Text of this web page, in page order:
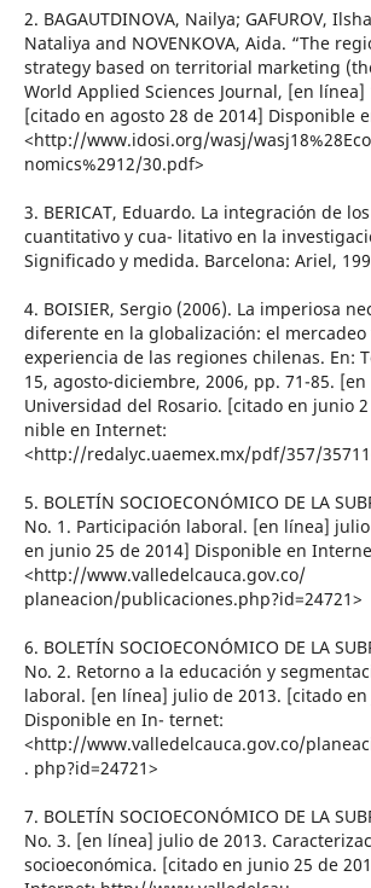
2. BAGAUTDINOVA, Nailya; GAFUROV,
Nataliya and NOVENKOVA, Aida. “The
strategy based on territorial marketing
World Applied Sciences Journal, [en línea]
[citado en agosto 28 de 2014] Disponible
<http://www.idosi.org/wasj/
nomics%2912/30.pdf>
3. BERICAT, Eduardo. La integración de
cuantitativo y cua- litativo en la
Significado y medida. Barcelona: Ariel,
4. BOISIER, Sergio (2006). La imperiosa
diferente en la globalización: el
experiencia de las regiones chilenas. En:
15, agosto-diciembre, 2006, pp. 71-85.
Universidad del Rosario. [citado en junio
nible en Internet:
<http://redalyc.uaemex.mx/pdf/357/
5. BOLETÍN SOCIOECONÓMICO DE LA
No. 1. Participación laboral. [en línea]
en junio 25 de 2014] Disponible en
<http://www.valledelcauca.gov.co/
planeacion/publicaciones.php?id=24721>
6. BOLETÍN SOCIOECONÓMICO DE LA
No. 2. Retorno a la educación y
laboral. [en línea] julio de 2013. [citado
Disponible en In- ternet:
<http://www.valledelcauca.gov.co/
. php?id=24721>
7. BOLETÍN SOCIOECONÓMICO DE LA
No. 3. [en línea] julio de 2013.
socioeconómica. [citado en junio 25 de